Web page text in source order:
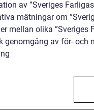
av ”Sveriges
mätningar om
mellan olika ”Sveriges
genomgång av för- och